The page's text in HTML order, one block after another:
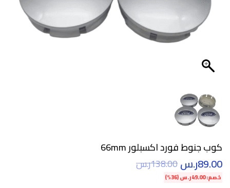
كوب جنوط فورد اكسبلور 66mm
89.00ر.س138.00ر.س
خصم:49.00ر.س(36%)